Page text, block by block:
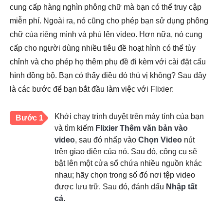
cung cấp hàng nghìn phông chữ mà bạn có thể truy cập
miễn phí. Ngoài ra, nó cũng cho phép bạn sử dụng phông
chữ của riêng mình và phủ lên video. Hơn nữa, nó cung
cấp cho người dùng nhiều tiêu đề hoạt hình có thể tùy
chỉnh và cho phép họ thêm phụ đề đi kèm với cài đặt cấu
hình đồng bộ. Bạn có thấy điều đó thú vị không? Sau đây
là các bước để bạn bắt đầu làm việc với Flixier:
Bước 1
Khởi chạy trình duyệt trên máy tính của bạn
và tìm kiếm Flixier Thêm văn bản vào
video, sau đó nhấp vào Chọn Video nút
trên giao diện của nó. Sau đó, công cụ sẽ
bật lên một cửa sổ chứa nhiều nguồn khác
nhau; hãy chọn trong số đó nơi tệp video
được lưu trữ. Sau đó, đánh dấu Nhập tất
cả.